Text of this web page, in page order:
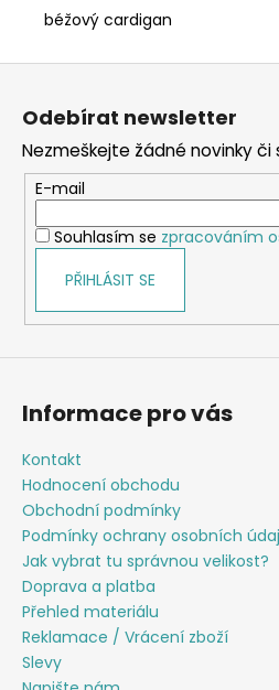
béžový cardigan
Z
Odebírat newsletter
Nezmeškejte žádné novinky či
E-mail
Souhlasím se zpracováním
PŘIHLÁSIT SE
Informace pro vás
Kontakt
Hodnocení obchodu
Obchodní podmínky
Podmínky ochrany osobních
Jak vybrat tu správnou velikost?
Doprava a platba
Přehled materiálu
Reklamace / Vrácení zboží
Slevy